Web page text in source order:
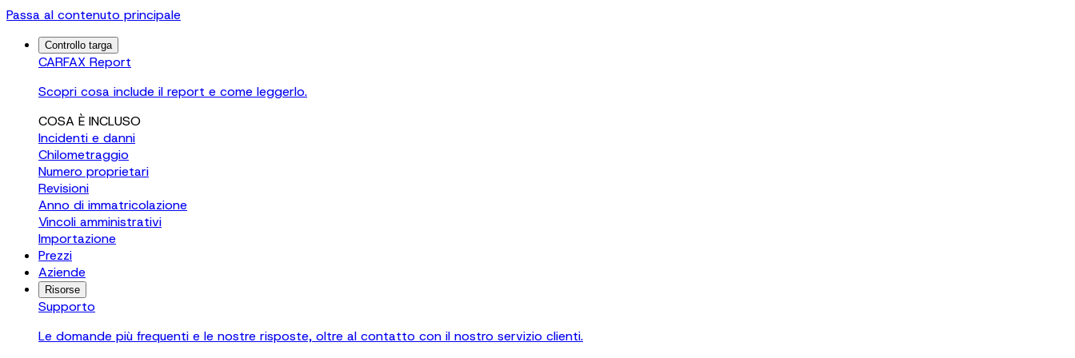
Passa al contenuto principale
Controllo targa
CARFAX Report
Scopri cosa include il report e come leggerlo.
COSA È INCLUSO
Incidenti e danni
Chilometraggio
Numero proprietari
Revisioni
Anno di immatricolazione
Vincoli amministrativi
Importazione
Prezzi
Aziende
Risorse
Supporto
Le domande più frequenti e le nostre risposte, oltre al contatto con il nostro servizio clienti.